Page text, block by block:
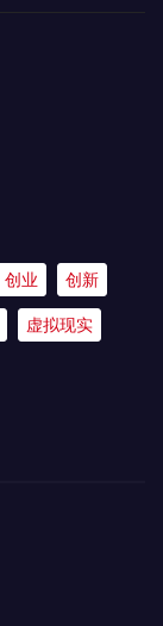
创业 创新
虚拟现实